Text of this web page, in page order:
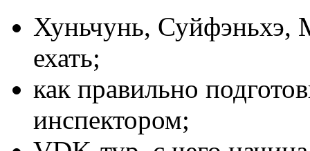
Хуньчунь, Суйфэньхэ,
ехать;
как правильно
инспектором;